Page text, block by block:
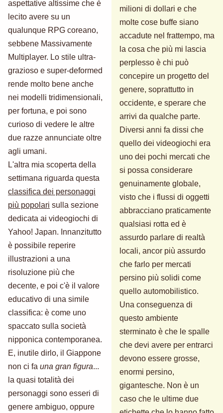
aspettative altissime che è
lecito avere su un
qualunque RPG coreano,
sebbene Massivamente
Multiplayer. Lo stile ultra-
grazioso e super-deformed
rende molto bene anche
nei modelli tridimensionali,
per fortuna, e poi sono
curioso di vedere le altre
due razze annunciate oltre
agli umani.
L'altra mia scoperta della
settimana riguarda questa
classifica dei personaggi
più popolari sulla sezione
dedicata ai videogiochi di
Yahoo! Japan. Innanzitutto
è possibile reperire
illustrazioni a una
risoluzione più che
decente, e poi c'è il valore
educativo di una simile
classifica: è come uno
spaccato sulla società
nipponica contemporanea.
E, inutile dirlo, il Giappone
non ci fa una gran figura...
la quasi totalità dei
personaggi sono esseri di
genere ambiguo, oppure
milioni di dollari e che
molte cose buffe siano
accadute nel frattempo, ma
la cosa che più mi lascia
perplesso è chi può
concepire un progetto del
genere, soprattutto in
occidente, e sperare che
arrivi da qualche parte.
Diversi anni fa dissi che
quello dei videogiochi era
uno dei pochi mercati che
si possa considerare
genuinamente globale,
visto che i flussi di oggetti
abbracciano praticamente
qualsiasi rotta ed è
assurdo parlare di realtà
locali, ancor più assurdo
che farlo per mercati
persino più solidi come
quello automobilistico.
Una conseguenza di
questo ambiente
sterminato è che le spalle
che devi avere per entrarci
devono essere grosse,
enormi persino,
gigantesche. Non è un
caso che le ultime due